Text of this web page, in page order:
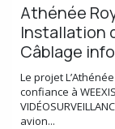
Athénée
Installation
Câblage
Le projet
confiance à
avion...